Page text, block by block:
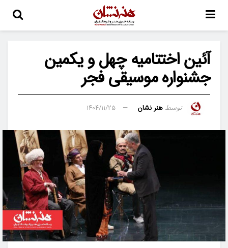
آئین اختتامیه چهل و یکمین
جشنواره موسیقی فجر
توسط هنر نشان ۱۴۰۴/۱۱/۲۵